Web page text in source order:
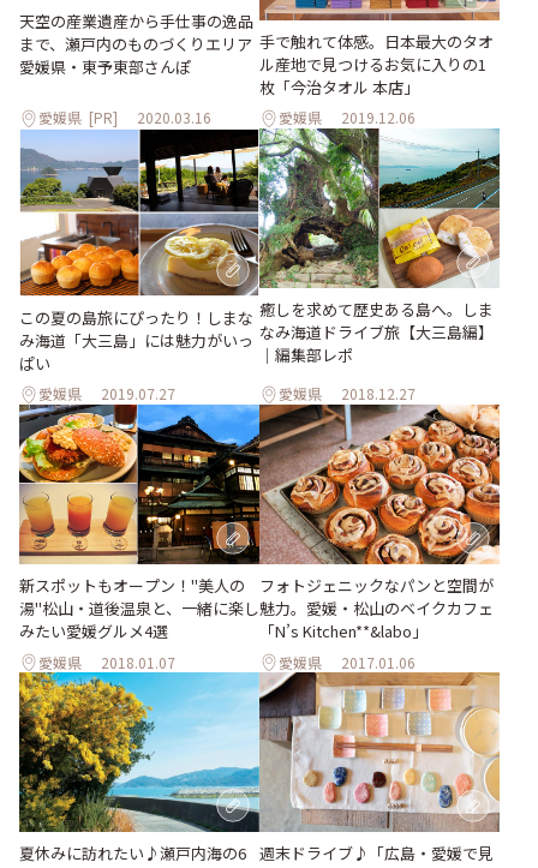
天空の産業遺産から手仕事の逸品
まで、瀬戸内のものづくりエリア
愛媛県・東予東部さんぽ
愛媛県 [PR] 2020.03.16
手で触れて体感。日本最大のタオ
ル産地で見つけるお気に入りの1
枚「今治タオル 本店」
愛媛県 2019.12.06
この夏の島旅にぴったり！しまな
み海道「大三島」には魅力がいっ
ぱい
愛媛県 2019.07.27
癒しを求めて歴史ある島へ。しま
なみ海道ドライブ旅【大三島編】
｜編集部レポ
愛媛県 2018.12.27
新スポットもオープン！"美人の
湯"松山・道後温泉と、一緒に楽し
みたい愛媛グルメ4選
愛媛県 2018.01.07
フォトジェニックなパンと空間が
魅力。愛媛・松山のベイクカフェ
「N’s Kitchen**&labo」
愛媛県 2017.01.06
夏休みに訪れたい♪瀬戸内海の6 週末ドライブ♪「広島・愛媛で見